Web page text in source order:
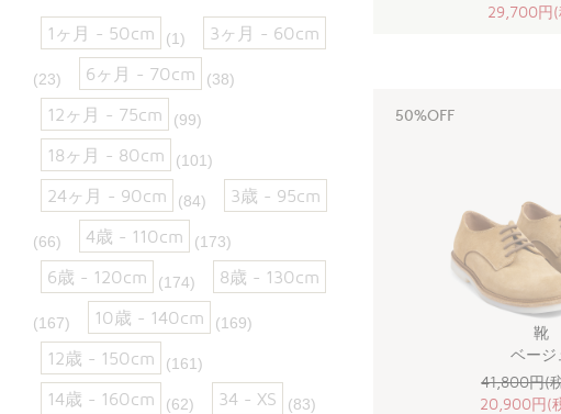
1ヶ月 - 50cm (1) 3ヶ月 - 60cm
(23) 6ヶ月 - 70cm (38)
12ヶ月 - 75cm (99)
18ヶ月 - 80cm (101)
24ヶ月 - 90cm (84) 3歳 - 95cm
(66) 4歳 - 110cm (173)
6歳 - 120cm (174) 8歳 - 130cm
(167) 10歳 - 140cm (169)
12歳 - 150cm (161)
14歳 - 160cm (62) 34 - XS (83)
29,700円(
50%OFF
靴
ベージ
41,800円(
20,900円(